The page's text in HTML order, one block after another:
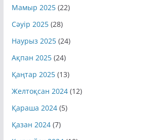
Мамыр 2025(22)
Сәуір 2025(28)
Наурыз 2025(24)
Ақпан 2025(24)
Қаңтар 2025(13)
Желтоқсан 2024(12)
Қараша 2024(5)
Қазан 2024(7)